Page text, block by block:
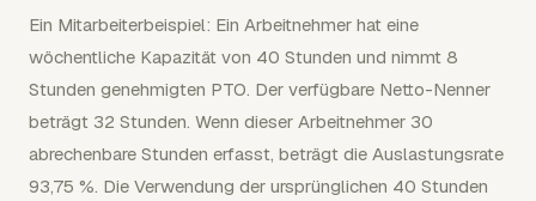
Ein Mitarbeiterbeispiel: Ein Arbeitnehmer hat eine
wöchentliche Kapazität von 40 Stunden und nimmt 8
Stunden genehmigten PTO. Der verfügbare Netto-Nenner
beträgt 32 Stunden. Wenn dieser Arbeitnehmer 30
abrechenbare Stunden erfasst, beträgt die Auslastungsrate
93,75 %. Die Verwendung der ursprünglichen 40 Stunden